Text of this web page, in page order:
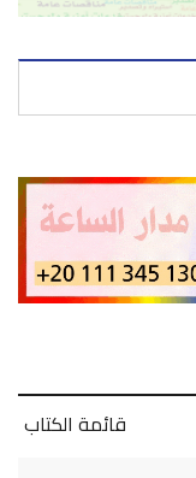
قائمة الكتاب